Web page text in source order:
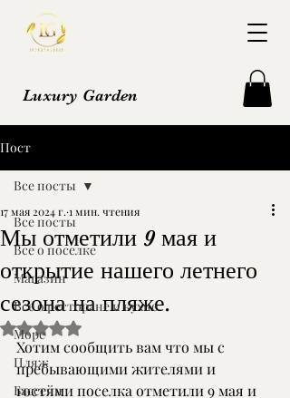
Luxury Garden
Пост
Все посты
Все о поселке
Магазин
Все о ресторане и кухне
Море
Пляж
Бассейн
Все посты
Мы отметили 9 мая и
открытие нашего летнего
сезона на пляже.
17 мая 2024 г. 1 мин. чтения
Оценка: не число из 5 звезд.
Хотим сообщить вам что мы с
пребывающими жителями и
гостями поселка отметили 9 мая и